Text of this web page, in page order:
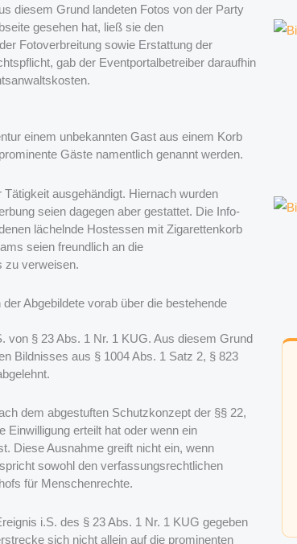
diesem Grund landeten Fotos von der Party
gesehen hat, ließ sie den
Fotoverbreitung sowie Erstattung der
gab der Eventportalbetreiber daraufhin
einem unbekannten Gast aus einem Korb
Gäste namentlich genannt werden.
ausgehändigt. Hiernach wurden
seien dagegen aber gestattet. Die Info-
lächelnde Hostessen mit Zigarettenkorb
seien freundlich an die
zu verweisen.
Abgebildete vorab über die bestehende
von § 23 Abs. 1 Nr. 1 KUG. Aus diesem Grund
Bildnisses aus § 1004 Abs. 1 Satz 2, § 823
dem abgestuften Schutzkonzept der §§ 22,
Einwilligung erteilt hat oder wenn ein
Diese Ausnahme greift nicht ein, wenn
sowohl den verfassungsrechtlichen
für Menschenrechte.
i.S. des § 23 Abs. 1 Nr. 1 KUG gegeben
sich nicht allein auf die prominenten